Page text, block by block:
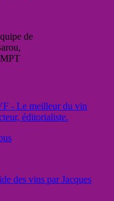
de
- Le meilleur du vin
éditorialiste.
des vins par Jacques